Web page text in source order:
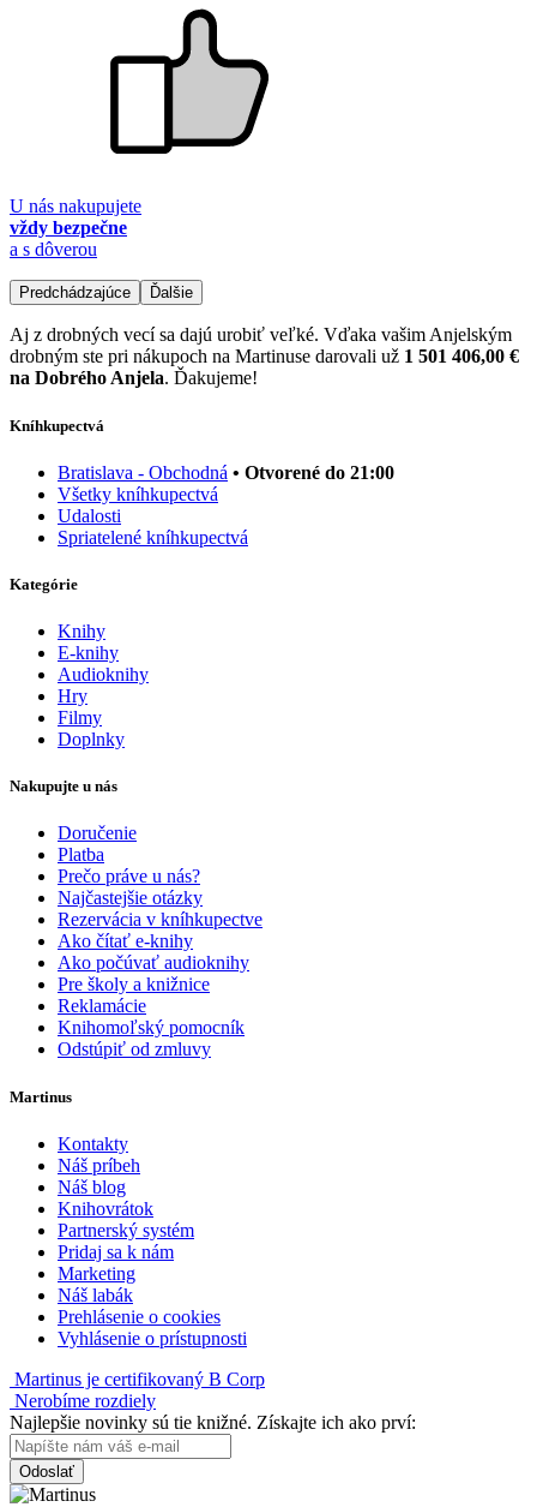
U nás nakupujete
vždy bezpečne
a s dôverou
Predchádzajúce Ďalšie
Aj z drobných vecí sa dajú urobiť veľké. Vďaka vašim Anjelským
drobným ste pri nákupoch na Martinuse darovali už 1 501 406,00 €
na Dobrého Anjela. Ďakujeme!
Kníhkupectvá
Bratislava - Obchodná • Otvorené do 21:00
Všetky kníhkupectvá
Udalosti
Spriatelené kníhkupectvá
Kategórie
Knihy
E-knihy
Audioknihy
Hry
Filmy
Doplnky
Nakupujte u nás
Doručenie
Platba
Prečo práve u nás?
Najčastejšie otázky
Rezervácia v kníhkupectve
Ako čítať e-knihy
Ako počúvať audioknihy
Pre školy a knižnice
Reklamácie
Knihomoľský pomocník
Odstúpiť od zmluvy
Martinus
Kontakty
Náš príbeh
Náš blog
Knihovrátok
Partnerský systém
Pridaj sa k nám
Marketing
Náš labák
Prehlásenie o cookies
Vyhlásenie o prístupnosti
Martinus je certifikovaný B Corp
Nerobíme rozdiely
Najlepšie novinky sú tie knižné. Získajte ich ako prví:
Odoslať